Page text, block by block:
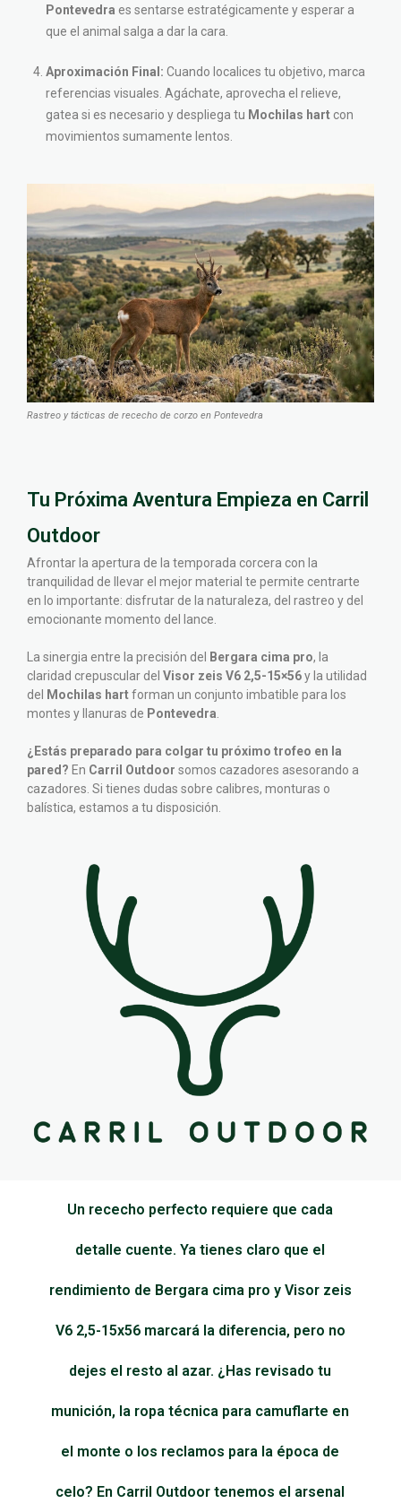
Pontevedra es sentarse estratégicamente y esperar a
que el animal salga a dar la cara.
Aproximación Final: Cuando localices tu objetivo, marca
referencias visuales. Agáchate, aprovecha el relieve,
gatea si es necesario y despliega tu Mochilas hart con
movimientos sumamente lentos.
Rastreo y tácticas de rececho de corzo en Pontevedra
Tu Próxima Aventura Empieza en Carril
Outdoor
Afrontar la apertura de la temporada corcera con la
tranquilidad de llevar el mejor material te permite centrarte
en lo importante: disfrutar de la naturaleza, del rastreo y del
emocionante momento del lance.
La sinergia entre la precisión del Bergara cima pro, la
claridad crepuscular del Visor zeis V6 2,5-15×56y la utilidad
del
Mochilas hartforman un conjunto imbatible para los
montes y llanuras de Pontevedra
¿Estás preparado para colgar tu próximo trofeo en la
pared? En Carril Outdoor somos cazadores asesorando a
cazadores. Si tienes dudas sobre calibres, monturas o
balística, estamos a tu disposición.
Un rececho perfecto requiere que cada
detalle cuente. Ya tienes claro que el
rendimiento de Bergara cima pro y Visor zeis
V6 2,5-15x56 marcará la diferencia, pero no
dejes el resto al azar. ¿Has revisado tu
munición, la ropa técnica para camuflarte en
el monte o los reclamos para la época de
celo? En Carril Outdoor tenemos el arsenal